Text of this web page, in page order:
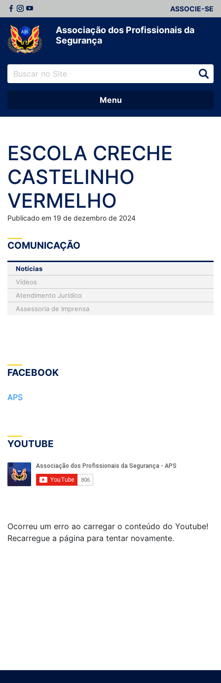
ASSOCIE-SE
Associação dos Profissionais da
Segurança
Menu
ESCOLA CRECHE
CASTELINHO
VERMELHO
Publicado em 19 de dezembro de 2024
COMUNICAÇÃO
Notícias
Vídeos
Atendimento Jurídico
Assessoria de Imprensa
FACEBOOK
APS
YOUTUBE
Ocorreu um erro ao carregar o conteúdo do Youtube!
Recarregue a página para tentar novamente.